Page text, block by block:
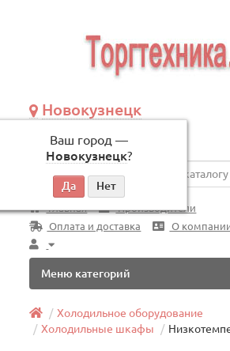
Новокузнецк
Ваш город —
Новокузнецк?
по будням, с 09:00 до 18:00
Везде
Главная
Производители
Оплата и доставка
О
Меню категорий
Холодильное оборудование
Холодильные шкафы